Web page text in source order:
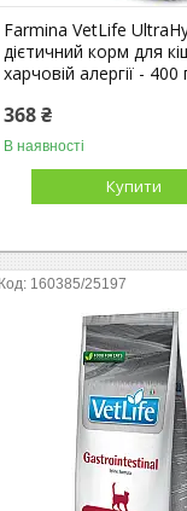
Farmina VetLife
дієтичний корм для
харчовій алергії - 400
368 ₴
В наявності
Купити
160385/25197